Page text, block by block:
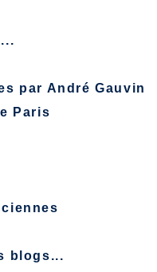
par André Gauvin
Paris
blogs...